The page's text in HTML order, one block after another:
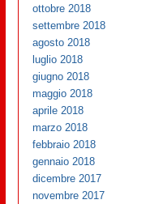
ottobre 2018
settembre 2018
agosto 2018
luglio 2018
giugno 2018
maggio 2018
aprile 2018
marzo 2018
febbraio 2018
gennaio 2018
dicembre 2017
novembre 2017